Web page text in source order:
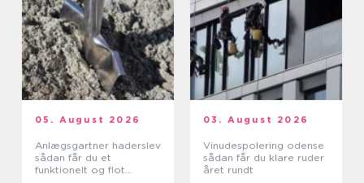
05. August 2026
Anlægsgartner haderslev
sådan får du et
funktionelt og flot
03. August 2026
Vinudespolering odense
sådan får du klare ruder
året rundt